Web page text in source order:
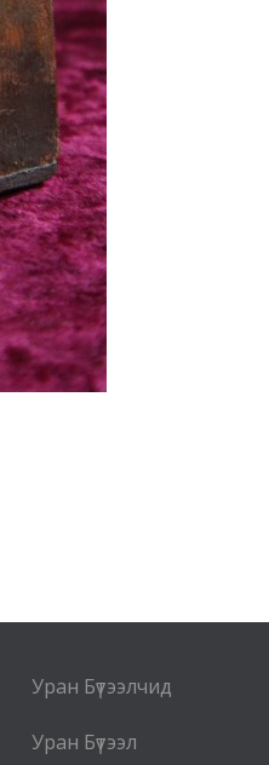
Уран Бүтээлчид
Уран Бүтээл